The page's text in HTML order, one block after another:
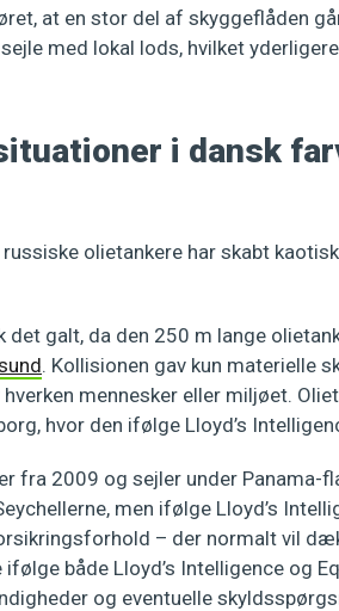
at en stor del af skyggeflåden
med lokal lods, hvilket
i dansk
russiske olietankere har skabt
det galt, da den 250 m lange
. Kollisionen gav kun materielle
mennesker eller miljøet.
hvor den ifølge Lloyd’s
fra 2009 og sejler under Panama-
men ifølge Lloyd’s
– der normalt vil
ifølge både Lloyd’s Intelligence og
og eventuelle